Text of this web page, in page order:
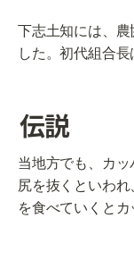
下志土知には、
した。初代組合
伝説
当地方でも、カ
尻を抜くといわ
を食べていくと